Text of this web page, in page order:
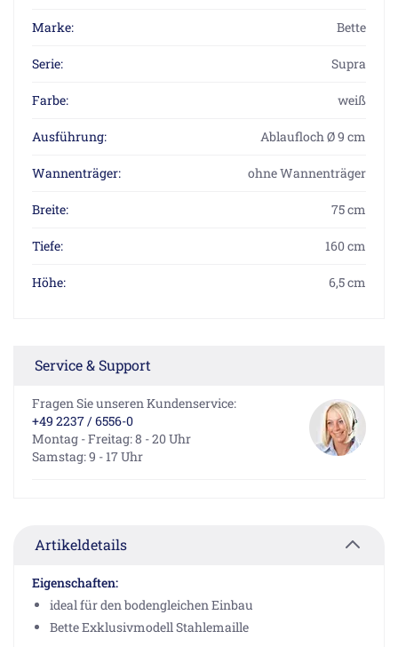
Marke: Bette
Serie: Supra
Farbe: weiß
Ausführung: Ablaufloch Ø 9 cm
Wannenträger: ohne Wannenträger
Breite: 75 cm
Tiefe: 160 cm
Höhe: 6,5 cm
Service & Support
Fragen Sie unseren Kundenservice:
+49 2237 / 6556-0
Montag - Freitag: 8 - 20 Uhr
Samstag: 9 - 17 Uhr
Artikeldetails
Eigenschaften:
ideal für den bodengleichen Einbau
Bette Exklusivmodell Stahlemaille